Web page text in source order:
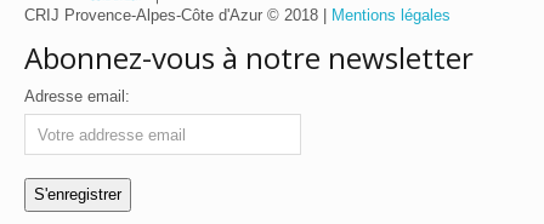
CRIJ Provence-Alpes-Côte d'Azur © 2018 | Mentions légales
Abonnez-vous à notre newsletter
Adresse email: